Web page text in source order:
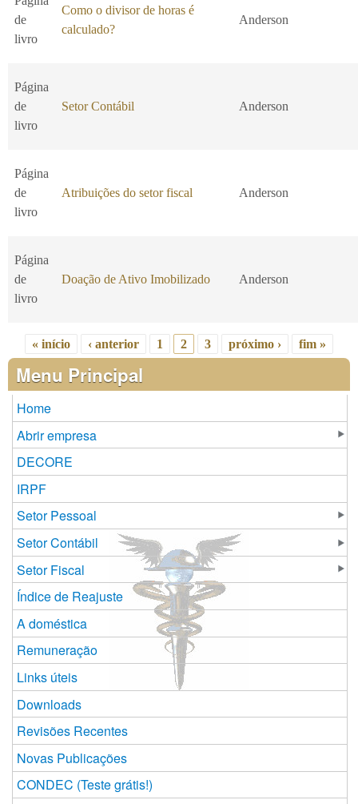
de
livro
Como o divisor de horas é
calculado?
Anderson
Página
de
livro
Setor Contábil Anderson
Página
de
livro
Atribuições do setor fiscal Anderson
Página
de
livro
Doação de Ativo Imobilizado Anderson
Páginas
« início ‹ anterior 1 2 3 próximo › fim »
Menu Principal
Home
Abrir empresa
DECORE
IRPF
Setor Pessoal
Setor Contábil
Setor Fiscal
Índice de Reajuste
A doméstica
Remuneração
Links úteis
Downloads
Revisões Recentes
Novas Publicações
CONDEC (Teste grátis!)